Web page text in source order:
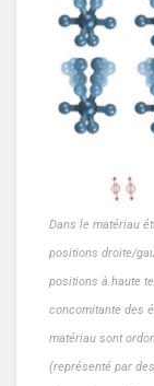
Dans le matériau
positions droite/
positions à haute
concomitante des
matériau sont
(représenté par